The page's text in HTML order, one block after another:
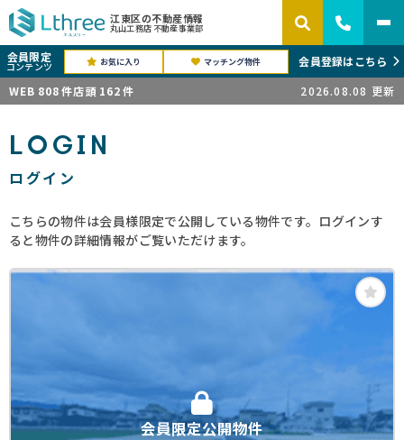
江東区の不動産情報
丸山工務店 不動産事業部
会員限定
コンテンツ お気に入り マッチング物件
会員登録はこちら
WEB 808件店頭 162 件 2026.08.08 更新
LOGIN
ログイン
こちらの物件は会員様限定で公開している物件です。ログインす
ると物件の詳細情報がご覧いただけます。
会員限定公開物件